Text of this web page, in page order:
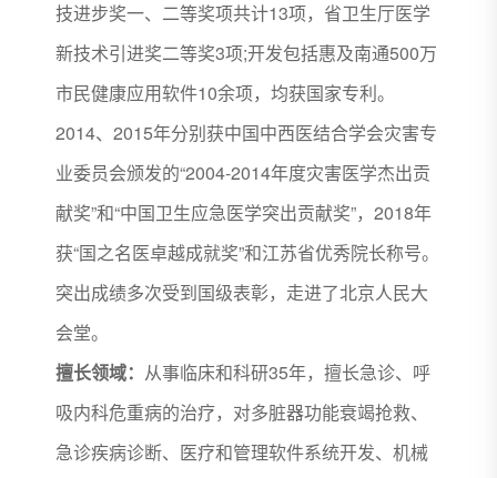
技进步奖一、二等奖项共计13项，省卫生厅医学
新技术引进奖二等奖3项;开发包括惠及南通500万
市民健康应用软件10余项，均获国家专利。
2014、2015年分别获中国中西医结合学会灾害专
业委员会颁发的“2004-2014年度灾害医学杰出贡
献奖”和“中国卫生应急医学突出贡献奖”，2018年
获“国之名医卓越成就奖”和江苏省优秀院长称号。
突出成绩多次受到国级表彰，走进了北京人民大
会堂。
擅长领域： 从事临床和科研35年，擅长急诊、呼
吸内科危重病的治疗，对多脏器功能衰竭抢救、
急诊疾病诊断、医疗和管理软件系统开发、机械